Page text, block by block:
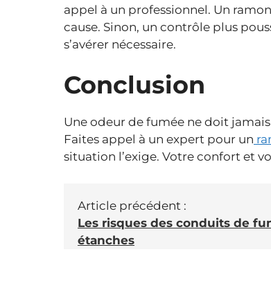
appel à un professionnel. Un
cause. Sinon, un contrôle plus
s’avérer nécessaire.
Conclusion
Une odeur de fumée ne doit
Faites appel à un expert pour un
situation l’exige. Votre confort et
Article précédent :
Les risques des conduits de
étanches